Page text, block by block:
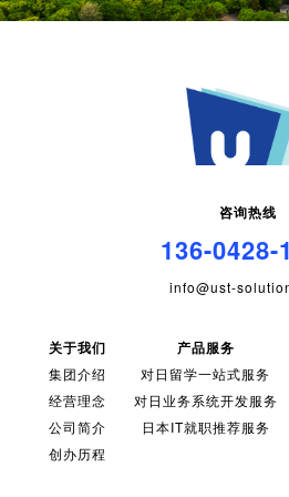
咨询热线
136-0428-
info@ust-
关于我们
集团介绍
经营理念
公司简介
创办历程
产品服务
对日留学一站式服务
对日业务系统开发服务
日本IT就职推荐服务